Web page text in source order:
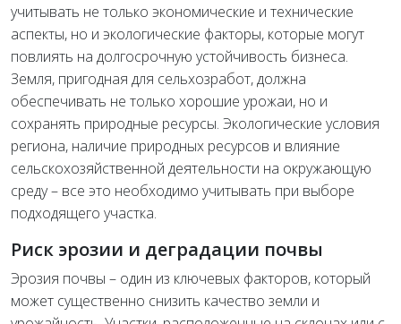
учитывать не только экономические и технические
аспекты, но и экологические факторы, которые могут
повлиять на долгосрочную устойчивость бизнеса.
Земля, пригодная для сельхозработ, должна
обеспечивать не только хорошие урожаи, но и
сохранять природные ресурсы. Экологические условия
региона, наличие природных ресурсов и влияние
сельскохозяйственной деятельности на окружающую
среду – все это необходимо учитывать при выборе
подходящего участка.
Риск эрозии и деградации почвы
Эрозия почвы – один из ключевых факторов, который
может существенно снизить качество земли и